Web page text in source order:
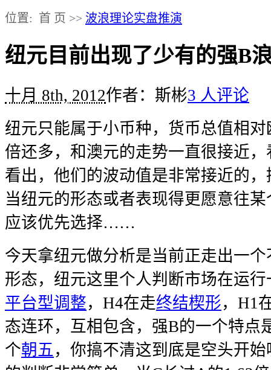
位置: 首 页 >> 波浪理论实盘推演
纽元目前出现了少有的强B
十月 8th, 2012作者：斯彬3 人评论
纽元只能属于小币种，货币总值相
倍还多，和澳元的走势一直很接近
看出，他们的波动值是非常接近的
当纽元的形态或者表现得更愿意往
应该优先选择……
今天拿纽元做分析是当前正走出一
形态，纽元这里个人判断市场在运
平台型调整，H4在走终结楔形，H1
态连环，互相包含，强B的一个特点
个朝五 ，你搞不清这到底是空头开